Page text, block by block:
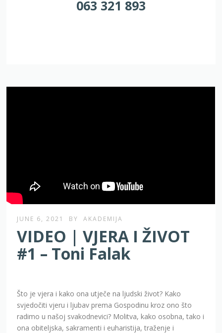
063 321 893
JUNE 6, 2021 BY AKADEMIJA
VIDEO | VJERA I ŽIVOT
#1 – Toni Falak
Što je vjera i kako ona utječe na ljudski život? Kako
svjedočiti vjeru i ljubav prema Gospodinu kroz ono što
radimo u našoj svakodnevici? Molitva, kako osobna, tako i
ona obiteljska, sakramenti i euharistija, traženje i